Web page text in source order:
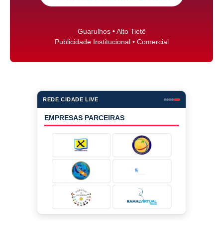
Guarulhos • Alto Tietê
Publicidade Institucional • Comercial
REDE CIDADE LIVE
EMPRESAS PARCEIRAS